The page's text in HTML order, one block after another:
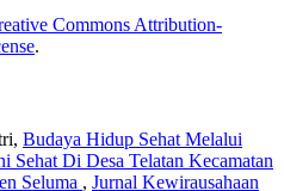
Commons Attribution-
.
Budaya Hidup Sehat Melalui
Sehat Di Desa Telatan Kecamatan
Seluma , Jurnal Kewirausahaan